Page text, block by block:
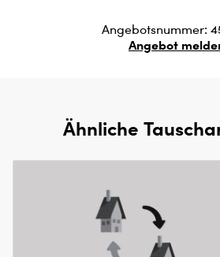
Angebotsnummer:
Angebot
Ähnliche